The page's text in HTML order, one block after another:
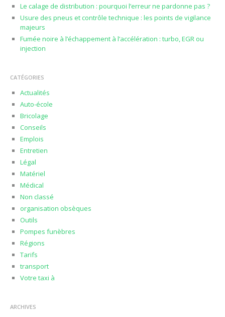
Le calage de distribution : pourquoi l’erreur ne pardonne pas ?
Usure des pneus et contrôle technique : les points de vigilance
majeurs
Fumée noire à l’échappement à l’accélération : turbo, EGR ou
injection
CATÉGORIES
Actualités
Auto-école
Bricolage
Conseils
Emplois
Entretien
Légal
Matériel
Médical
Non classé
organisation obsèques
Outils
Pompes funèbres
Régions
Tarifs
transport
Votre taxi à
ARCHIVES